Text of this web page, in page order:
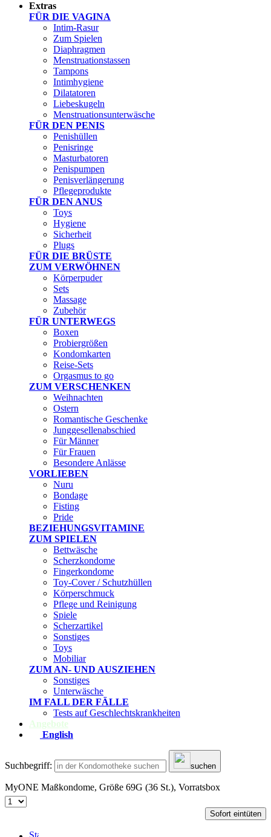
Extras
FÜR DIE VAGINA
Intim-Rasur
Zum Spielen
Diaphragmen
Menstruationstassen
Tampons
Intimhygiene
Dilatatoren
Liebeskugeln
Menstruationsunterwäsche
FÜR DEN PENIS
Penishüllen
Penisringe
Masturbatoren
Penispumpen
Penisverlängerung
Pflegeprodukte
FÜR DEN ANUS
Toys
Hygiene
Sicherheit
Plugs
FÜR DIE BRÜSTE
ZUM VERWÖHNEN
Körperpuder
Sets
Massage
Zubehör
FÜR UNTERWEGS
Boxen
Probiergrößen
Kondomkarten
Reise-Sets
Orgasmus to go
ZUM VERSCHENKEN
Weihnachten
Ostern
Romantische Geschenke
Junggesellenabschied
Für Männer
Für Frauen
Besondere Anlässe
VORLIEBEN
Nuru
Bondage
Fisting
Pride
BEZIEHUNGSVITAMINE
ZUM SPIELEN
Bettwäsche
Scherzkondome
Fingerkondome
Toy-Cover / Schutzhüllen
Körperschmuck
Pflege und Reinigung
Spiele
Scherzartikel
Sonstiges
Toys
Mobiliar
ZUM AN- UND AUSZIEHEN
Sonstiges
Unterwäsche
IM FALL DER FÄLLE
Tests auf Geschlechtskrankheiten
Angebote
English
Suchbegriff: suchen
MyONE Maßkondome, Größe 69G (36 St.), Vorratsbox
Sofort eintüten